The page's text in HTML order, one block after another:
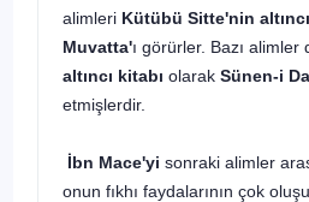
alimleri Kütübü Sitte'nin
Muvatta'ı görürler. Bazı alimler
altıncı kitabı olarak Sünen-i
etmişlerdir.
İbn Mace'yi sonraki alimler
onun fıkhı faydalarının çok